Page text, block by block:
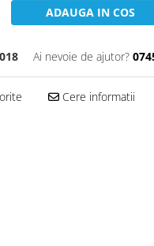
ADAUGA IN COS
Ai nevoie de ajutor?
Cere informatii